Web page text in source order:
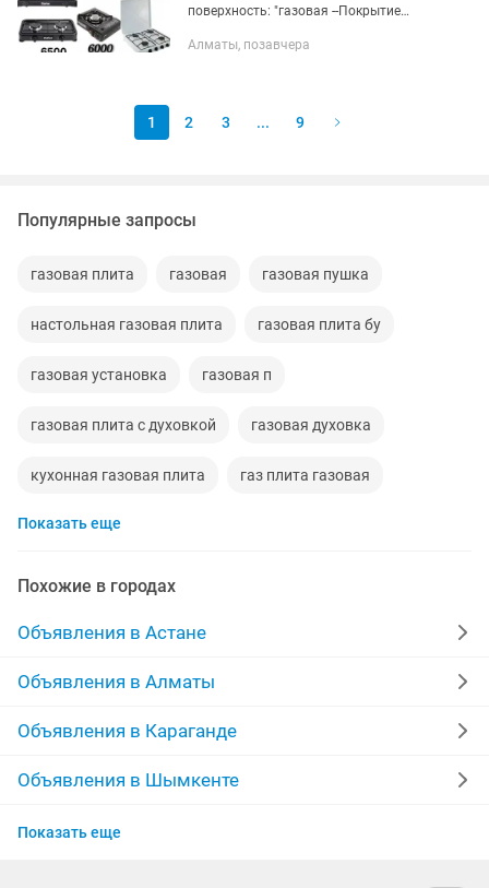
поверхность: "газовая --Покрытие
Принцип работы - от баллонного газа.
Алматы, позавчера
1 2 3 ... 9
Популярные запросы
газовая плита газовая газовая пушка
настольная газовая плита газовая плита бу
газовая установка газовая п
газовая плита с духовкой газовая духовка
кухонная газовая плита газ плита газовая
газовая плита б у
Показать еще
Похожие в городах
Объявления в Астане
Объявления в Алматы
Объявления в Караганде
Объявления в Шымкенте
Объявления в Актобе
Показать еще